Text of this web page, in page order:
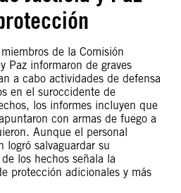
de la Comisión
Paz informaron de graves
a cabo actividades de defensa
en el suroccidente de
los informes incluyen que
con armas de fuego a
Aunque el personal
logró salvaguardar su
los hechos señala la
protección adicionales y más